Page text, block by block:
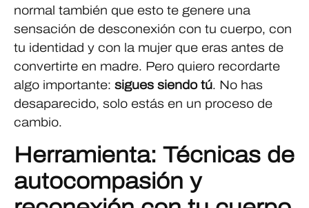
normal también que esto te genere una
sensación de desconexión con tu cuerpo, con
tu identidad y con la mujer que eras antes de
convertirte en madre. Pero quiero recordarte
algo importante: sigues siendo tú. No has
desaparecido, solo estás en un proceso de
cambio.
Herramienta: Técnicas de
autocompasión y